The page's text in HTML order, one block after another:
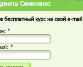
Симиненко
бесплатный курс на свой e-mail
*
*